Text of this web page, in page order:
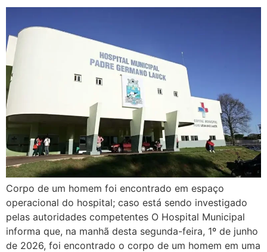
Corpo de um homem foi encontrado em espaço
operacional do hospital; caso está sendo investigado
pelas autoridades competentes O Hospital Municipal
informa que, na manhã desta segunda-feira, 1º de junho
de 2026, foi encontrado o corpo de um homem em uma